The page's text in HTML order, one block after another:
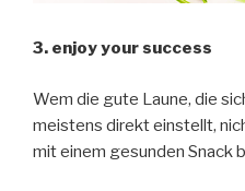
3. enjoy your success
Wem die gute Laune, die
meistens direkt einstellt,
mit einem gesunden Snack